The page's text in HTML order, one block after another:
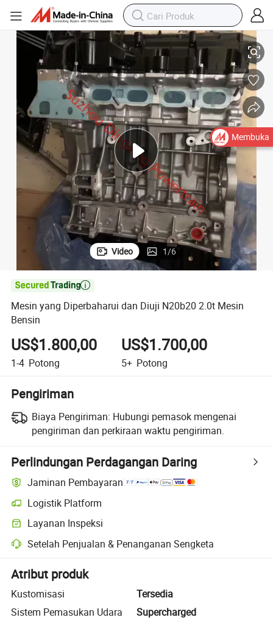
Mesin yang Diperbaharui dan Diuji N20b20 2.0t Mesin Bensin
Video 1/6

Mesin yang Diperbaharui dan Diuji N20b20 2.0t Mesin
Bensin
US$1.800,00
1-4 Potong
US$1.700,00
5+ Potong
Pengiriman
Biaya Pengiriman: Hubungi pemasok mengenai
pengiriman dan perkiraan waktu pengiriman.
Perlindungan Perdagangan Daring
Jaminan Pembayaran
Logistik Platform
Pelacakan pengiriman yang lebih jelas dengan logistik yang
Layanan Inspeksi
Pemeriksaan pra-pengiriman opsional untuk pemeriksaan kualitas
Setelah Penjualan & Penanganan Sengketa
Penyelesaian sengketa yang dibantu platform, termasuk
Atribut produk
Kustomisasi
Tersedia
Sistem Pemasukan Udara
Supercharged
Membuka